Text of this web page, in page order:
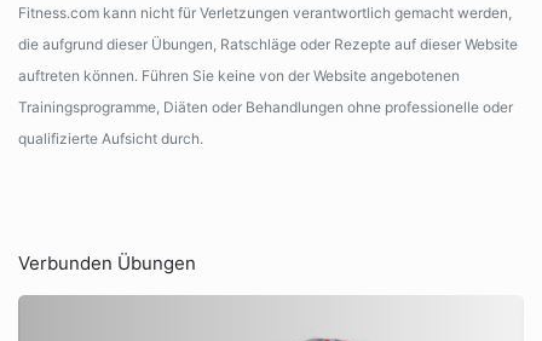
Fitness.com kann nicht für Verletzungen verantwortlich gemacht werden,
die aufgrund dieser Übungen, Ratschläge oder Rezepte auf dieser Website
auftreten können. Führen Sie keine von der Website angebotenen
Trainingsprogramme, Diäten oder Behandlungen ohne professionelle oder
qualifizierte Aufsicht durch.
Verbunden Übungen